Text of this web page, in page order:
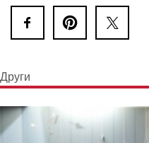
Други